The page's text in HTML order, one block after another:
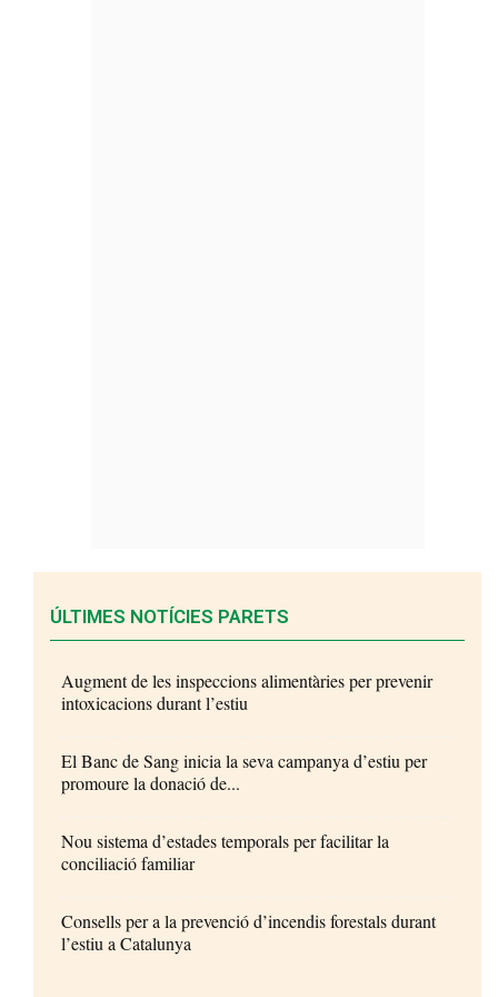
ÚLTIMES NOTÍCIES PARETS
Augment de les inspeccions alimentàries per prevenir
intoxicacions durant l’estiu
El Banc de Sang inicia la seva campanya d’estiu per
promoure la donació de...
Nou sistema d’estades temporals per facilitar la
conciliació familiar
Consells per a la prevenció d’incendis forestals durant
l’estiu a Catalunya